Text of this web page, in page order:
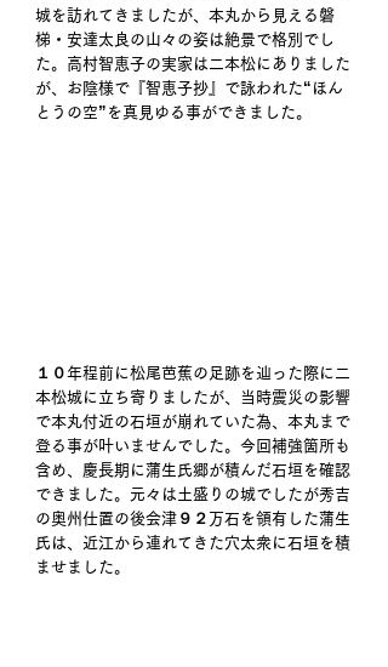
城を訪れてきましたが、本丸から見える磐
梯・安達太良の山々の姿は絶景で格別でし
た。高村智恵子の実家は二本松にありました
が、お陰様で『智恵子抄』で詠われた“ほん
とうの空”を真見ゆる事ができました。
１０年程前に松尾芭蕉の足跡を辿った際に二
本松城に立ち寄りましたが、当時震災の影響
で本丸付近の石垣が崩れていた為、本丸まで
登る事が叶いませんでした。今回補強箇所も
含め、慶長期に蒲生氏郷が積んだ石垣を確認
できました。元々は土盛りの城でしたが秀吉
の奥州仕置の後会津９２万石を領有した蒲生
氏は、近江から連れてきた穴太衆に石垣を積
ませました。